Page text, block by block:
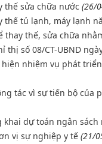
thế sửa chữa nước (26/
thế tủ lạnh, máy lạnh
thay thế, sửa chữa
thị số 08/CT-UBND
nhiệm vụ phát
tác vì sự tiến bộ
dự toán ngân sách
vị sự nghiệp y tế (21/